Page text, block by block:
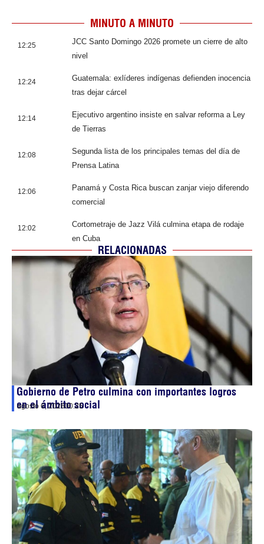
MINUTO A MINUTO
12:25
JCC Santo Domingo 2026 promete un cierre de alto
nivel
12:24
Guatemala: exlíderes indígenas defienden inocencia
tras dejar cárcel
12:14
Ejecutivo argentino insiste en salvar reforma a Ley
de Tierras
12:08
Segunda lista de los principales temas del día de
Prensa Latina
12:06
Panamá y Costa Rica buscan zanjar viejo diferendo
comercial
12:02
Cortometraje de Jazz Vilá culmina etapa de rodaje
en Cuba
RELACIONADAS
Gobierno de Petro culmina con importantes logros
en el ámbito social
agosto 6, 202600:25